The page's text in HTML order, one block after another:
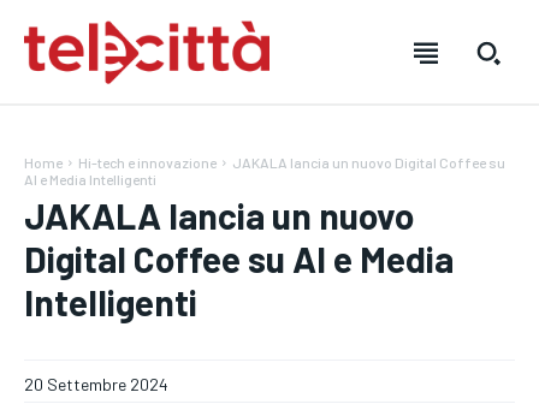
Home Hi-tech e innovazione
JAKALA lancia un nuovo Digital Coffee su
AI e Media Intelligenti
JAKALA lancia un nuovo
Digital Coffee su AI e Media
Intelligenti
20 Settembre 2024